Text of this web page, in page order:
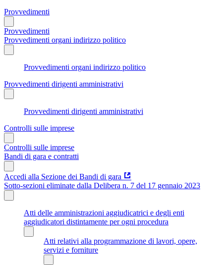
Provvedimenti
Provvedimenti
Provvedimenti organi indirizzo politico
Provvedimenti organi indirizzo politico
Provvedimenti dirigenti amministrativi
Provvedimenti dirigenti amministrativi
Controlli sulle imprese
Controlli sulle imprese
Bandi di gara e contratti
Accedi alla Sezione dei Bandi di gara
Sotto-sezioni eliminate dalla Delibera n. 7 del 17 gennaio 2023
Atti delle amministrazioni aggiudicatrici e degli enti
aggiudicatori distintamente per ogni procedura
Atti relativi alla programmazione di lavori, opere,
servizi e forniture